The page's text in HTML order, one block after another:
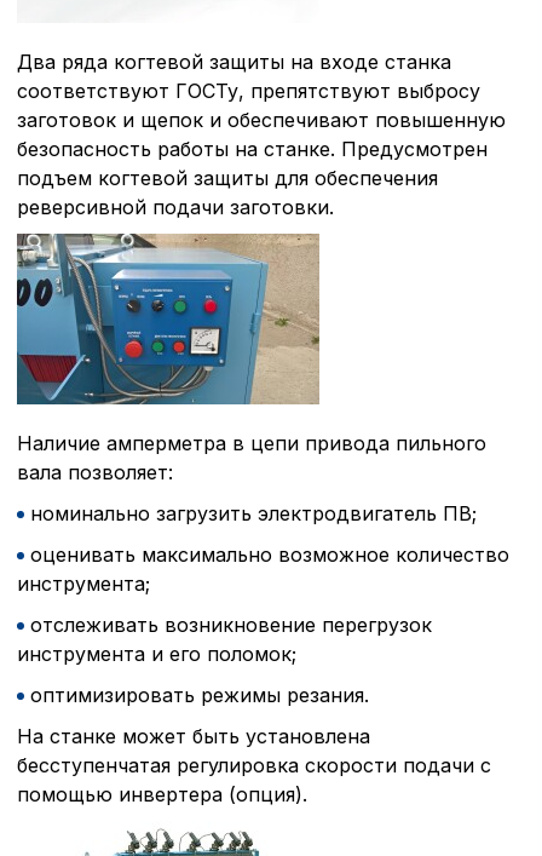
Два ряда когтевой защиты на входе станка
соответствуют ГОСТу, препятствуют выбросу
заготовок и щепок и обеспечивают повышенную
безопасность работы на станке. Предусмотрен
подъем когтевой защиты для обеспечения
реверсивной подачи заготовки.
Наличие амперметра в цепи привода пильного
вала позволяет:
номинально загрузить электродвигатель ПВ;
оценивать максимально возможное количество
инструмента;
отслеживать возникновение перегрузок
инструмента и его поломок;
оптимизировать режимы резания.
На станке может быть установлена
бесступенчатая регулировка скорости подачи с
помощью инвертера (опция).